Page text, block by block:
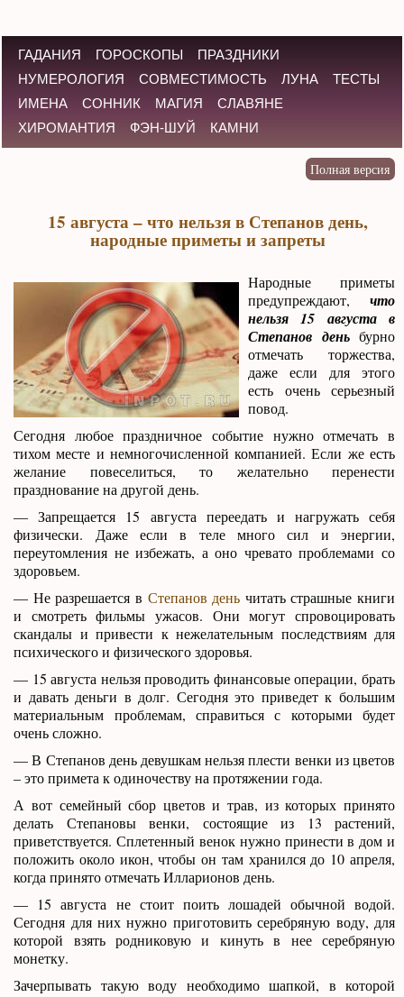
ГАДАНИЯ ГОРОСКОПЫ
ПРАЗДНИКИ
НУМЕРОЛОГИЯ
СОВМЕСТИМОСТЬ ЛУНА
ТЕСТЫ
ИМЕНА
СОННИК МАГИЯ
СЛАВЯНЕ
ХИРОМАНТИЯ
ФЭН-ШУЙ КАМНИ
15 августа – что нельзя в Степанов день,
народные приметы и запреты
Народные приметы
предупреждают, что
нельзя 15 августа в
Степанов деньбурно
отмечать торжества,
даже если для этого
есть очень серьезный
повод.
Сегодня любое праздничное событие нужно отмечать в
тихом месте и немногочисленной компанией. Если же есть
желание повеселиться, то желательно перенести
празднование на другой день.
— Запрещается 15 августа переедать и нагружать себя
физически. Даже если в теле много сил и энергии,
переутомления не избежать, а оно чревато проблемами со
здоровьем.
— Не разрешается в Степанов день читать страшные книги
и смотреть фильмы ужасов. Они могут спровоцировать
скандалы и привести к нежелательным последствиям для
психического и физического здоровья.
— 15 августа нельзя проводить финансовые операции, брать
и давать деньги в долг. Сегодня это приведет к большим
материальным проблемам, справиться с которыми будет
очень сложно.
— В Степанов день девушкам нельзя плести венки из цветов
– это примета к одиночеству на протяжении года.
А вот семейный сбор цветов и трав, из которых принято
делать Степановы венки, состоящие из 13 растений,
приветствуется. Сплетенный венок нужно принести в дом и
положить около икон, чтобы он там хранился до 10 апреля,
когда принято отмечать Илларионов день.
— 15 августа не стоит поить лошадей обычной водой.
Сегодня для них нужно приготовить серебряную воду, для
которой взять родниковую и кинуть в нее серебряную
монетку.
Зачерпывать такую воду необходимо шапкой, в которой